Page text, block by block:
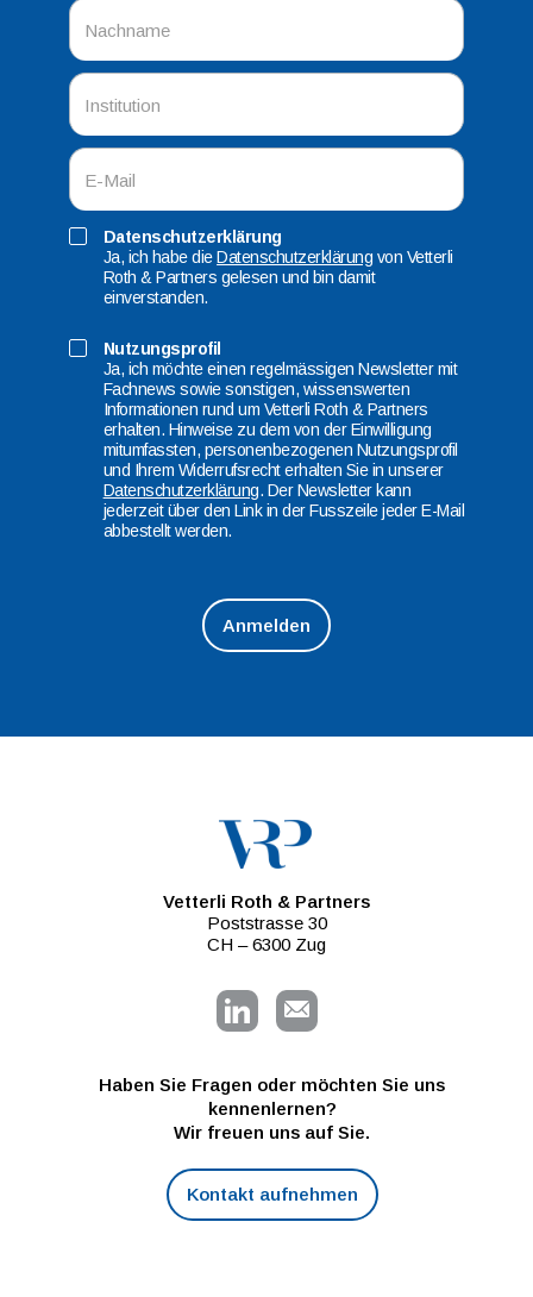
Datenschutzerklärung
Ja, ich habe dieDatenschutzerklärung von Vetterli
Roth & Partners gelesen und bin damit
einverstanden.
Nutzungsprofil
Ja, ich möchte einen regelmässigen Newsletter mit
Fachnews sowie sonstigen, wissenswerten
Informationen rund um Vetterli Roth & Partners
erhalten. Hinweise zu dem von der Einwilligung
mitumfassten, personenbezogenen Nutzungsprofil
und Ihrem Widerrufsrecht erhalten Sie in unserer
Datenschutzerklärung. Der Newsletter kann
jederzeit über den Link in der Fusszeile jeder E-Mail
abbestellt werden.
Vetterli Roth & Partners
Poststrasse 30
CH – 6300 Zug
Haben Sie Fragen oder möchten Sie uns
kennenlernen?
Wir freuen uns auf Sie.
Kontakt aufnehmen